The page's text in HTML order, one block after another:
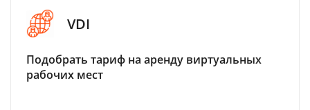
VDI
Подобрать тариф на аренду виртуальных
рабочих мест